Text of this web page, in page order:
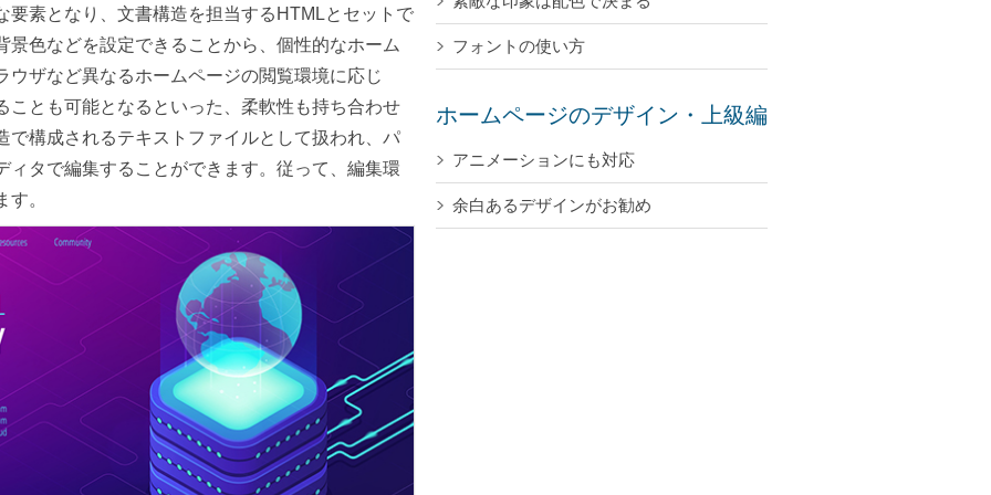
要素となり、文書構造を担当するHTMLとセットで
景色などを設定できることから、個性的なホーム
ウザなど異なるホームページの閲覧環境に応じ
ことも可能となるといった、柔軟性も持ち合わせ
で構成されるテキストファイルとして扱われ、パ
ィタで編集することができます。従って、編集環
。
フォントの使い方
ホームページのデザイン・上級編
アニメーションにも対応
余白あるデザインがお勧め